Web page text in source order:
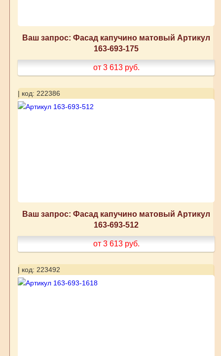
Ваш запрос: Фасад капучино матовый Артикул
163-693-175
от 3 613 руб.
| код: 222386
Ваш запрос: Фасад капучино матовый Артикул
163-693-512
от 3 613 руб.
| код: 223492